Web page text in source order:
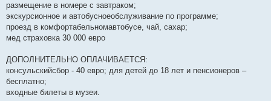
размещение в номере с завтраком;
экскурсионное и автобусноеобслуживание по программе;
проезд в комфортабельномавтобусе, чай, сахар;
мед страховка 30 000 евро
ДОПОЛНИТЕЛЬНО ОПЛАЧИВАЕТСЯ:
консульскийсбор - 40 евро; для детей до 18 лет и пенсионеров –
бесплатно;
входные билеты в музеи.